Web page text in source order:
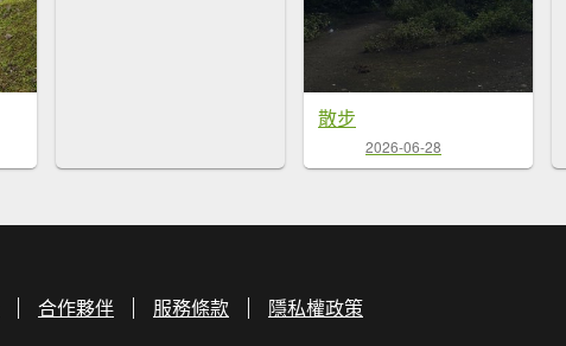
散步
2026-06-28
合作夥伴 服務條款 隱私權政策